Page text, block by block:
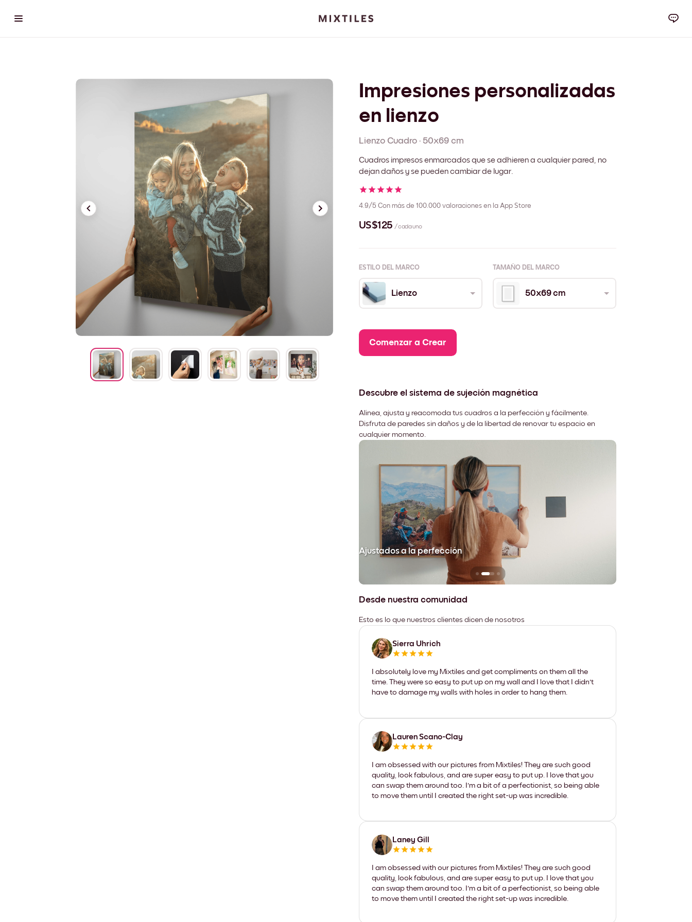
Impresiones personalizadas
en lienzo
Lienzo Cuadro · 50x69 cm
Cuadros impresos enmarcados que se adhieren a cualquier pared, no
dejan daños y se pueden cambiar de lugar.
4.9/5 Con más de 100.000 valoraciones en la App Store
US$125 / cada uno
ESTILO DEL MARCO TAMAÑO DEL MARCO
Lienzo 50x69 cm
Comenzar a Crear
Descubre el sistema de sujeción magnética
Alinea, ajusta y reacomoda tus cuadros a la perfección y fácilmente.
Disfruta de paredes sin daños y de la libertad de renovar tu espacio en
cualquier momento.
Ajustados a la perfección
Desde nuestra comunidad
Esto es lo que nuestros clientes dicen de nosotros
Sierra Uhrich
I absolutely love my Mixtiles and get compliments on them all the
time. They were so easy to put up on my wall and I love that I didn't
have to damage my walls with holes in order to hang them.
Lauren Scano-Clay
I am obsessed with our pictures from Mixtiles! They are such good
quality, look fabulous, and are super easy to put up. I love that you
can swap them around too. I'm a bit of a perfectionist, so being able
to move them until I created the right set-up was incredible.
Laney Gill
I am obsessed with our pictures from Mixtiles! They are such good
quality, look fabulous, and are super easy to put up. I love that you
can swap them around too. I'm a bit of a perfectionist, so being able
to move them until I created the right set-up was incredible.